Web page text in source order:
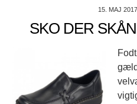
15. MAJ 2017
SKO DER